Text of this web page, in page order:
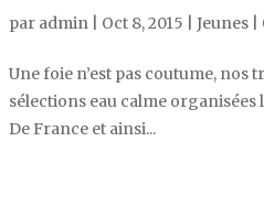
par admin Oct 8, 2015 |Jeunes
Une foie n’est pas coutume, nos
sélections eau calme
De France et ainsi...